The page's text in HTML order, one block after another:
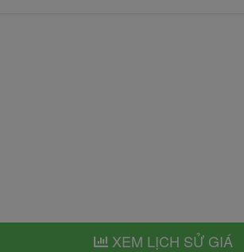
XEM LỊCH SỬ GIÁ